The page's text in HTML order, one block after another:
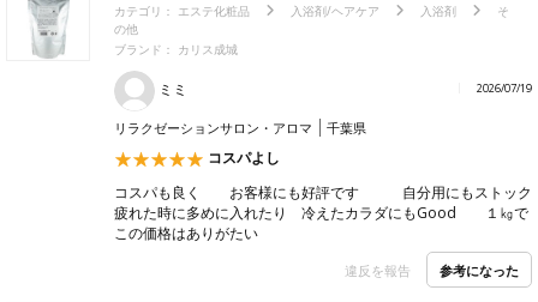
カテゴリ： エステ化粧品 入浴剤/ヘアケア 入浴剤
そ
の他
ブランド： カリス成城
ミミ 2026/07/19
リラクゼーションサロン・アロマ 千葉県
コスパよし
コスパも良く お客様にも好評です 自分用にもストック
疲れた時に多めに入れたり 冷えたカラダにもGood １㎏で
この価格はありがたい
違反を報告 参考になった